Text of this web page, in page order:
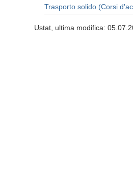
Trasporto solido (Corsi
Ustat, ultima modifica: